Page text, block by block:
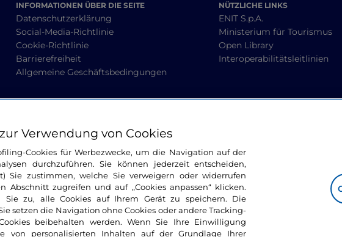
INFORMATIONEN ÜBER DIE SEITE
Datenschutzerklärung
Social-Media-Richtlinie
Cookie-Richtlinie
Barrierefreiheit
Allgemeine Geschäftsbedingungen
NÜTZLICHE LINKS
ENIT S.p.A.
Ministerium für Tourismus
Open Library
Interoperabilitätsleitlinien
Verwendung von Cookies
Cookies für Werbezwecke, um die Navigation auf der
durchzuführen. Sie können jederzeit entscheiden,
Sie zustimmen, welche Sie verweigern oder widerrufen
zugreifen und auf „Cookies anpassen“ klicken.
Sie zu, alle Cookies auf Ihrem Gerät zu speichern. Die
setzen die Navigation ohne Cookies oder andere Tracking-
beibehalten werden. Wenn Sie Ihre Einwilligung
von personalisierten Inhalten auf der Grundlage Ihrer